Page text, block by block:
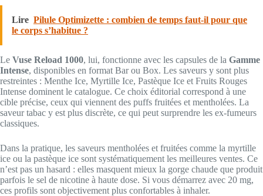
Lire Pilule Optimizette : combien de temps faut-il pour que
le corps s’habitue ?
Le Vuse Reload 1000, lui, fonctionne avec les capsules de la Gamme
Intense, disponibles en format Bar ou Box. Les saveurs y sont plus
restreintes : Menthe Ice, Myrtille Ice, Pastèque Ice et Fruits Rouges
Intense dominent le catalogue. Ce choix éditorial correspond à une
cible précise, ceux qui viennent des puffs fruitées et mentholées. La
saveur tabac y est plus discrète, ce qui peut surprendre les ex-fumeurs
classiques.
Dans la pratique, les saveurs mentholées et fruitées comme la myrtille
ice ou la pastèque ice sont systématiquement les meilleures ventes. Ce
n’est pas un hasard : elles masquent mieux la gorge chaude que produit
parfois le sel de nicotine à haute dose. Si vous démarrez avec 20 mg,
ces profils sont objectivement plus confortables à inhaler.